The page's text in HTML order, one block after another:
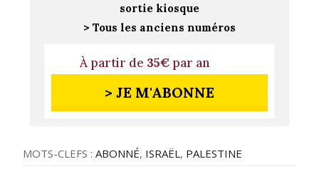
sortie kiosque
> Tous les anciens numéros
À partir de 35€par an
> JE M'ABONNE
MOTS-CLEFS :ABONNÉ, ISRAËL , PALESTINE